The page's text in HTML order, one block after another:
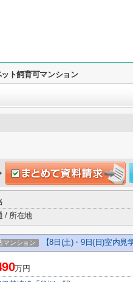
ット飼育可マンション
/ 所在地
マンション 【8日(土)・9日(日)室内
万円